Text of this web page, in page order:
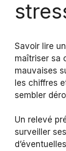
Savoir lire
maîtriser sa
mauvaises
les chiffres
sembler
Un relevé
surveiller